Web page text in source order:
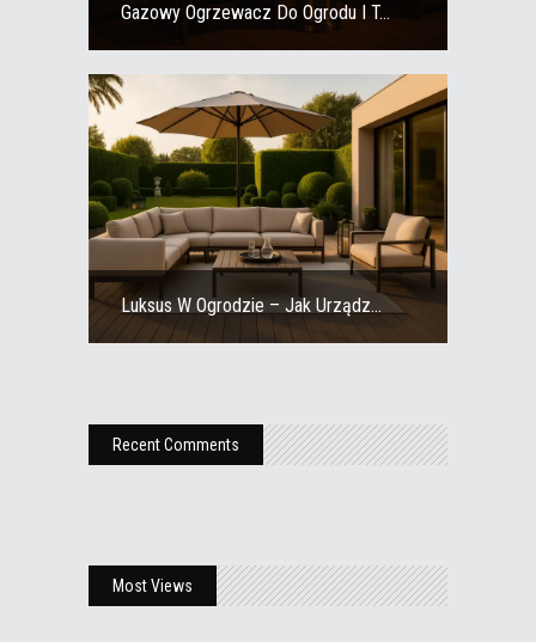
Gazowy Ogrzewacz Do Ogrodu I T...
Luksus W Ogrodzie – Jak Urządz...
Recent Comments
Most Views